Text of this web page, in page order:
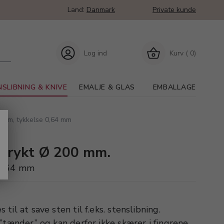
Land: Danmark Private kunde
Kurv ( 0)
Log ind
& KNIVE EMALJE & GLAS EMBALLAGE
tykkelse 0,64 mm
Ø 200 mm.
mm
til at save sten til f.eks. stenslibning.